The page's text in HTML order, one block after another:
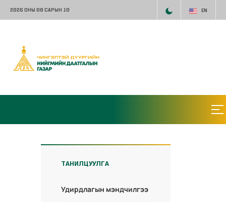
2026 ОНЫ 08 САРЫН 10 EN
ТАНИЛЦУУЛГА
Удирдлагын мэндчилгээ